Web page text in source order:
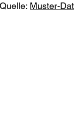
Quelle: Muster-